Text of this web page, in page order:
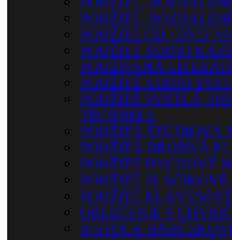
POUŽITÉ,
POUŽITÉ CD / DVD
POUŽITÉ AUDIO
POUŽÍVANÁ
POUŽITÉ AUDIO
POUŽITÉ SVETLÁ,
TECHNIKA
POUŽITÁ ŠTÚDIOVÁ
POUŽITÁ DROBNÁ
POUŽITÉ DYCHOVÉ
POUŽITÉ SLÁČIKOVÉ
POUŽITÉ
OBLEČENIE S
B-STOCK